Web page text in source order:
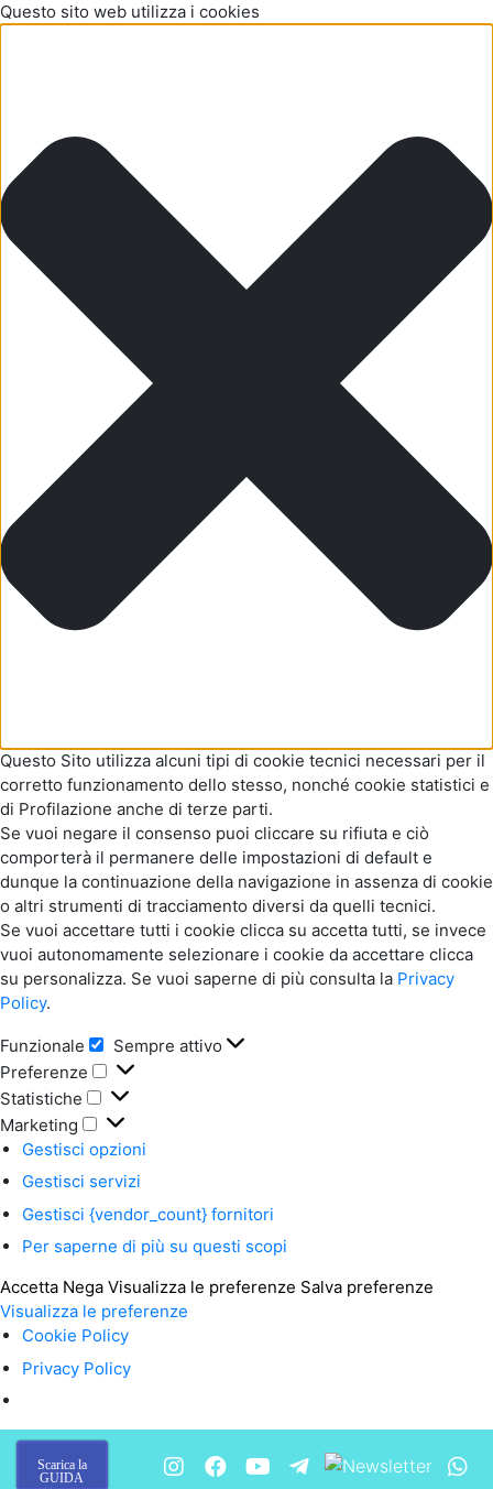
Questo sito web utilizza i cookies
Questo Sito utilizza alcuni tipi di cookie tecnici necessari per il
corretto funzionamento dello stesso, nonché cookie statistici e
di Profilazione anche di terze parti.
Se vuoi negare il consenso puoi cliccare su rifiuta e ciò
comporterà il permanere delle impostazioni di default e
dunque la continuazione della navigazione in assenza di cookie
o altri strumenti di tracciamento diversi da quelli tecnici.
Se vuoi accettare tutti i cookie clicca su accetta tutti, se invece
vuoi autonomamente selezionare i cookie da accettare clicca
su personalizza. Se vuoi saperne di più consulta la Privacy
Policy.
Funzionale Funzionale
Sempre attivo
Preferenze
Preferenze
Statistiche
Statistiche
Marketing
Marketing
Gestisci opzioni
Gestisci servizi
Gestisci {vendor_count} fornitori
Per saperne di più su questi scopi
Accetta Nega Visualizza le preferenze Salva preferenze
Visualizza le preferenze
Cookie Policy
Privacy Policy
Scarica la
GUIDA